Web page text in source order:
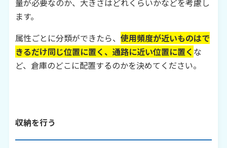
量が必要なのか、大きさはどれくらいかなどを考慮し
ます。
属性ごとに分類ができたら、 使用頻度が近いものはで
きるだけ同じ位置に置く、通路に近い位置に置く な
ど、倉庫のどこに配置するのかを決めてください。
収納を行う